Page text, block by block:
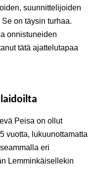
suunnittelijoiden
on täysin turhaa.
onnistuneiden
tätä ajattelutapaa
Peisa on ollut
vuotta, lukuunottamatta
eri
Lemminkäisellekin